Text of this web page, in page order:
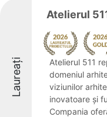
Laureați
Atelierul
Atelierul 511
domeniul
viziunilor
inovatoare și
Compania